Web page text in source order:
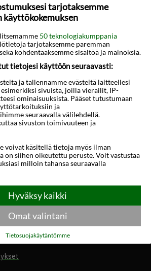
saada houkuttelevia
ja uutisia
tarjotaksemme
käyttökokemuksen
50 teknologiakumppania
tarjotaksemme paremman
kohdentaaksemme sisältöä ja mainoksia.
tietojesi käyttöön seuraavasti:
ja tallennamme evästeitä laitteellesi
esimerkiksi sivuista, joilla vierailit, IP-
ominaisuuksista. Pääset tutustumaan
ja
seuraavalla välilehdellä.
sivuston toimivuuteen ja
voivat käsitellä tietoja myös ilman
on siihen oikeutettu peruste. Voit vastustaa
milloin tahansa seuraavalla
Hyväksy kaikki
Omat valintani
Tietosuojakäytäntömme